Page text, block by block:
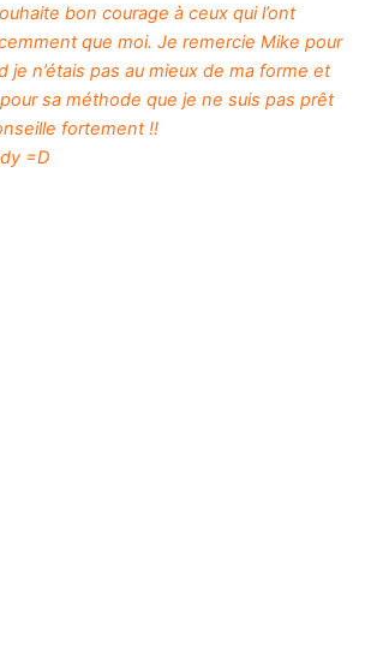
bon courage à ceux qui l’ont
que moi. Je remercie Mike pour
je n’étais pas au mieux de ma forme et
sa méthode que je ne suis pas prêt
fortement !!
=D